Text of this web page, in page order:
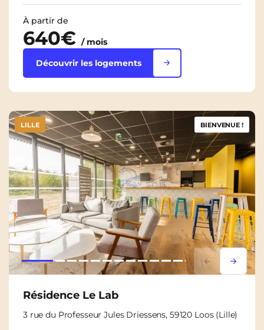
À partir de
640€ / mois
Découvrir les logements
Lorem ipsum
Lorem
LILLE BIENVENUE !
Résidence Le Lab
3 rue du Professeur Jules Driessens, 59120 Loos (Lille)